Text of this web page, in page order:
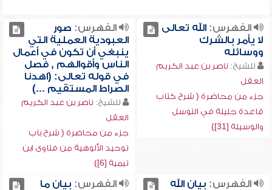
الفهرس:الله تعالى
لا يأمر بالشرك
ووسائله
للشيخ: ناصر بن عبد الكريم
العقل
جزء من محاضرة ( شرح كتاب
قاعدة جليلة في التوسل
والوسيلة [31])
الفهرس: صور
العبودية العملية التي
ينبغي أن تكون في أعمال
الناس وأقوالهم , فصل
في قوله تعالى: (اهدنا
الصراط المستقيم ...)
للشيخ: ناصر بن عبد الكريم
العقل
جزء من محاضرة ( شرح باب
توحيد الألوهية من فتاوى ابن
تيمية [6])
الفهرس: بيان الله
الفهرس: بيان ما